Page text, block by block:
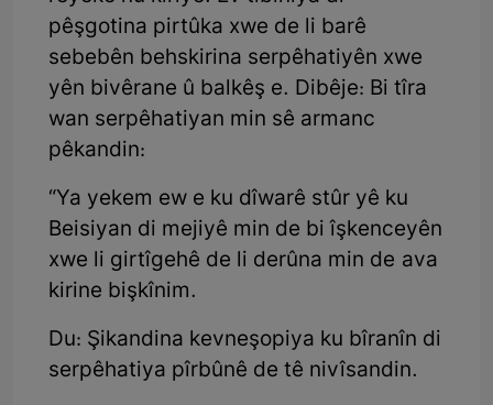
pêşgotina pirtûka xwe de li barê
sebebên behskirina serpêhatiyên xwe
yên bivêrane û balkêş e. Dibêje: Bi tîra
wan serpêhatiyan min sê armanc
pêkandin:
“Ya yekem ew e ku dîwarê stûr yê ku
Beisiyan di mejiyê min de bi îşkenceyên
xwe li girtîgehê de li derûna min de ava
kirine bişkînim.
Du: Şikandina kevneşopiya ku bîranîn di
serpêhatiya pîrbûnê de tê nivîsandin.